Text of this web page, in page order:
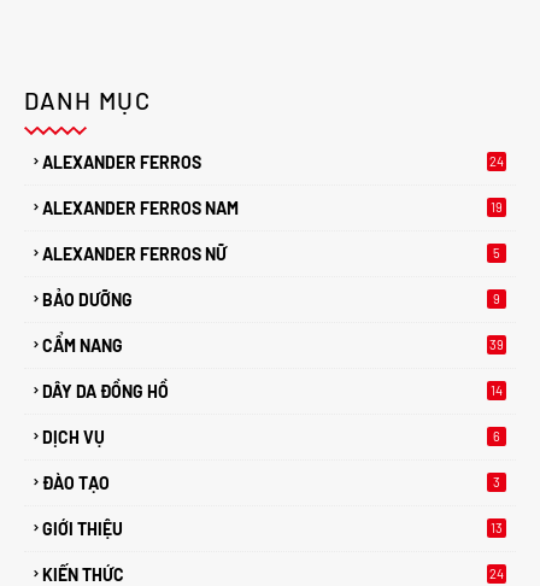
DANH MỤC
ALEXANDER FERROS 24
ALEXANDER FERROS NAM 19
ALEXANDER FERROS NỮ 5
BẢO DƯỠNG 9
CẨM NANG 39
DÂY DA ĐỒNG HỒ 14
DỊCH VỤ 6
ĐÀO TẠO 3
GIỚI THIỆU 13
KIẾN THỨC
24